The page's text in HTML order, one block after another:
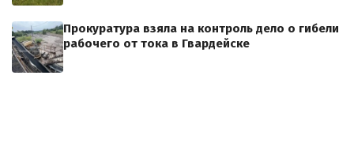
Прокуратура взяла на контроль дело о гибели
рабочего от тока в Гвардейске